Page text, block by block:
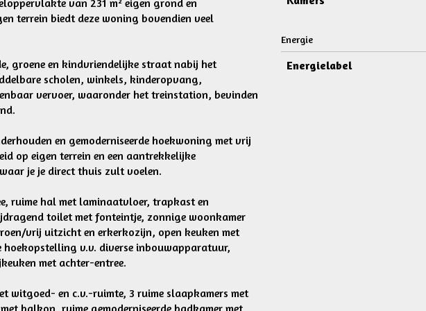
van 231 m² eigen grond en
terrein biedt deze woning bovendien veel
groene en kindvriendelijke straat nabij het
scholen, winkels, kinderopvang,
vervoer, waaronder het treinstation, bevinden
en gemoderniseerde hoekwoning met vrij
op eigen terrein en een aantrekkelijke
je je direct thuis zult voelen.
ruime hal met laminaatvloer, trapkast en
toilet met fonteintje, zonnige woonkamer
vrij uitzicht en erkerkozijn, open keuken met
hoekopstelling v.v. diverse inbouwapparatuur,
met achter-entree.
witgoed- en c.v.-ruimte, 3 ruime slaapkamers met
balkon, ruime gemoderniseerde badkamer met
Energie
Energielabel